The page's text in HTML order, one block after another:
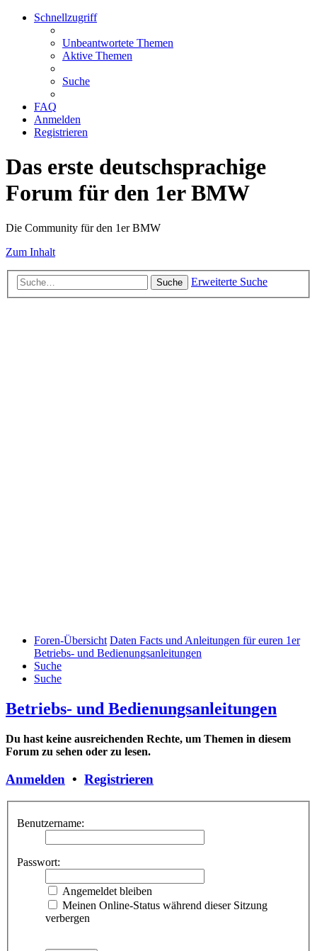
Schnellzugriff
Unbeantwortete Themen
Aktive Themen
Suche
FAQ
Anmelden
Registrieren
Das erste deutschsprachige
Forum für den 1er BMW
Die Community für den 1er BMW
Zum Inhalt
Suche Erweiterte Suche
Foren-Übersicht Daten Facts und Anleitungen für euren 1er
Betriebs- und Bedienungsanleitungen
Suche
Suche
Betriebs- und Bedienungsanleitungen
Du hast keine ausreichenden Rechte, um Themen in diesem
Forum zu sehen oder zu lesen.
Anmelden • Registrieren
Benutzername:
Passwort:
Angemeldet bleiben
Meinen Online-Status während dieser Sitzung
verbergen